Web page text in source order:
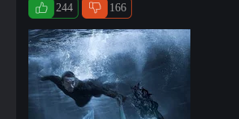
244 166